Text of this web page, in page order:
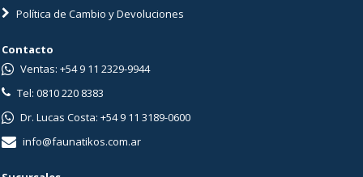
Política de Cambio y Devoluciones
Contacto
Ventas: +54 9 11 2329-9944
Tel: 0810 220 8383
Dr. Lucas Costa: +54 9 11 3189-0600
info@faunatikos.com.ar